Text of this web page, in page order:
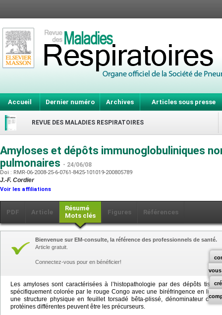
Accueil Dernier numéro Archives Articles sous presse
REVUE DES MALADIES RESPIRATOIRES
Amyloses et dépôts immunoglobuliniques
pulmonaires - 24/06/08
Doi : RMR-06-2008-25-6-0761-8425-101019-200805789
J.-F. Cordier
Voir les affiliations
PDF Article
Résumé
Mots clés
Figures Références
vous
Bienvenue sur EM-consulte, la référence des professionnels de santé.
Article gratuit.
Connectez-vous pour en bénéficier!
Les amyloses sont caractérisées à l’histopathologie par des dépôts
spécifiquement colorée par le rouge Congo avec une biréfringence en
une structure physique en feuillet torsadé bêta-plissé, dénominateur
protéines différentes peuvent être les précurseurs.